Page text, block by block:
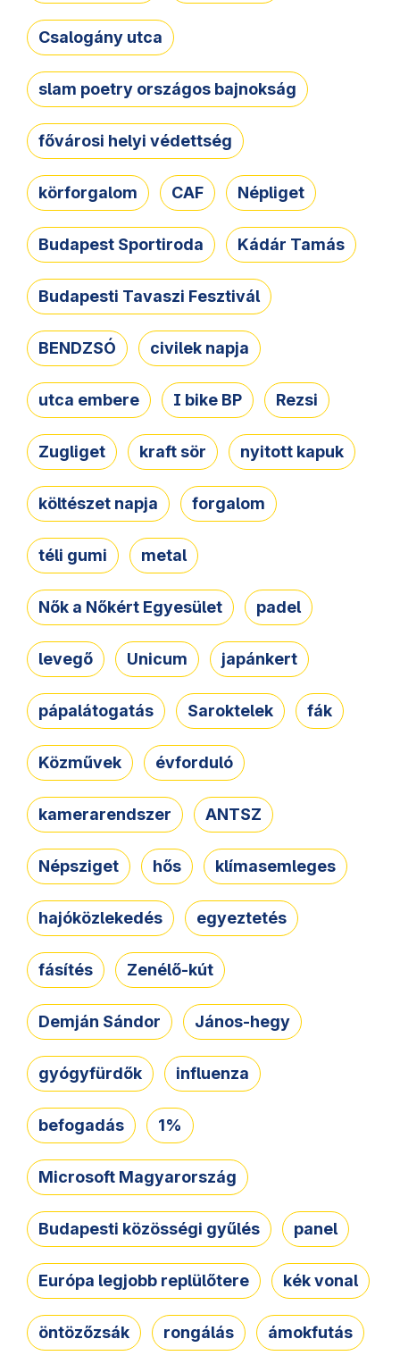
Csalogány utca
slam poetry országos bajnokság
fővárosi helyi védettség
körforgalom CAF Népliget
Budapest Sportiroda Kádár Tamás
Budapesti Tavaszi Fesztivál
BENDZSÓ civilek napja
utca embere I bike BP Rezsi
Zugliget kraft sör nyitott kapuk
költészet napja forgalom
téli gumi metal
Nők a Nőkért Egyesület padel
levegő Unicum japánkert
pápalátogatás Saroktelek fák
Közművek évforduló
kamerarendszer ANTSZ
Népsziget hős klímasemleges
hajóközlekedés egyeztetés
fásítés Zenélő-kút
Demján Sándor János-hegy
gyógyfürdők influenza
befogadás 1%
Microsoft Magyarország
Budapesti közösségi gyűlés panel
Európa legjobb replülőtere kék vonal
öntözőzsák rongálás ámokfutás